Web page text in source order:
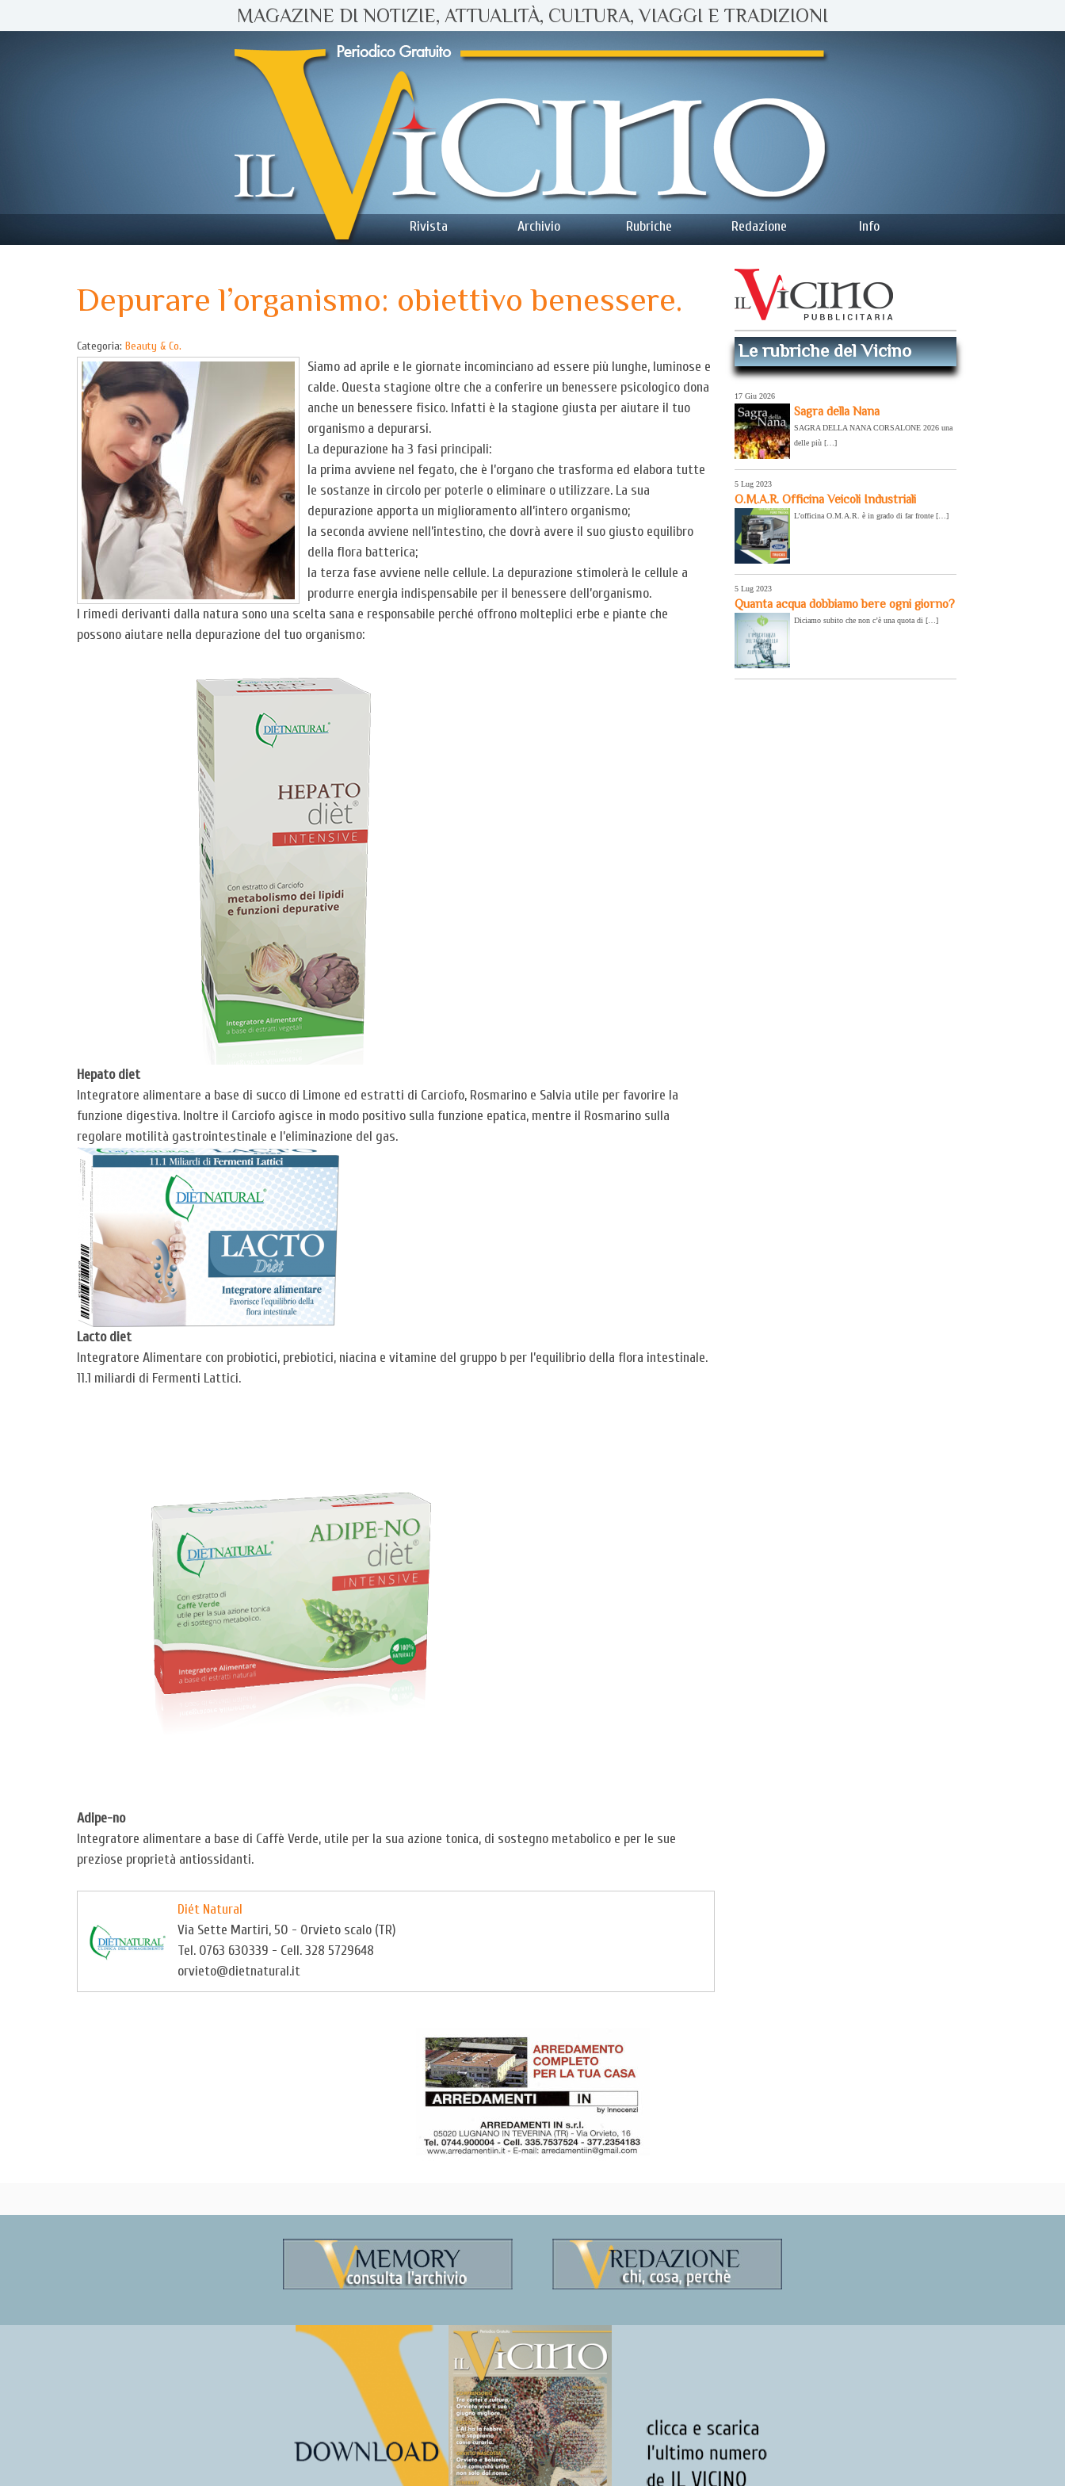
MAGAZINE DI NOTIZIE, ATTUALITÀ, CULTURA, VIAGGI E TRADIZIONI
Rivista Archivio Rubriche Redazione Info
Depurare l’organismo: obiettivo benessere.
Categoria: Beauty & Co.
Siamo ad aprile e le giornate incominciano ad essere più lunghe, luminose e
calde. Questa stagione oltre che a conferire un benessere psicologico dona
anche un benessere fisico. Infatti è la stagione giusta per aiutare il tuo
organismo a depurarsi.
La depurazione ha 3 fasi principali:
la prima avviene nel fegato, che è l’organo che trasforma ed elabora tutte
le sostanze in circolo per poterle o eliminare o utilizzare. La sua
depurazione apporta un miglioramento all’intero organismo;
la seconda avviene nell’intestino, che dovrà avere il suo giusto equilibro
della flora batterica;
la terza fase avviene nelle cellule. La depurazione stimolerà le cellule a
produrre energia indispensabile per il benessere dell’organismo.
I rimedi derivanti dalla natura sono una scelta sana e responsabile perché offrono molteplici erbe e piante che
possono aiutare nella depurazione del tuo organismo:
Hepato diet
Integratore alimentare a base di succo di Limone ed estratti di Carciofo, Rosmarino e Salvia utile per favorire la
funzione digestiva. Inoltre il Carciofo agisce in modo positivo sulla funzione epatica, mentre il Rosmarino sulla
regolare motilità gastrointestinale e l’eliminazione del gas.
Lacto diet
Integratore Alimentare con probiotici, prebiotici, niacina e vitamine del gruppo b per l’equilibrio della flora intestinale.
11.1 miliardi di Fermenti Lattici.
Adipe-no
Integratore alimentare a base di Caffè Verde, utile per la sua azione tonica, di sostegno metabolico e per le sue
preziose proprietà antiossidanti.
Diét Natural
Via Sette Martiri, 50 - Orvieto scalo (TR)
Tel. 0763 630339 - Cell. 328 5729648
orvieto@dietnatural.it
Le rubriche del Vicino
17 Giu 2026
Sagra della Nana
SAGRA DELLA NANA CORSALONE 2026 una
delle più […]
5 Lug 2023
O.M.A.R. Officina Veicoli Industriali
L’officina O.M.A.R. è in grado di far fronte […]
5 Lug 2023
Quanta acqua dobbiamo bere ogni giorno?
Diciamo subito che non c’è una quota di […]